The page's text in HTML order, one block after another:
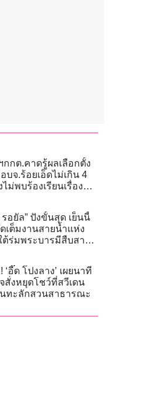
กกต.คาดรู้ผลเลือกตั้ง
บจ.ร้อยเอ็ดไม่เกิน 4
ม่พบร้องเรียนเรื่องหา
รอยัล” ปังขั้นสุด เย็นนี้
เต็มงานสายน้ำแห่ง
ต้ร่มพระบารมีสืบสาน
‘อี๊ด โปงลาง’ เผยนาที
สั่งหยุดโชว์ที่สวีเดน
ทะลักสวนสาธารณะ